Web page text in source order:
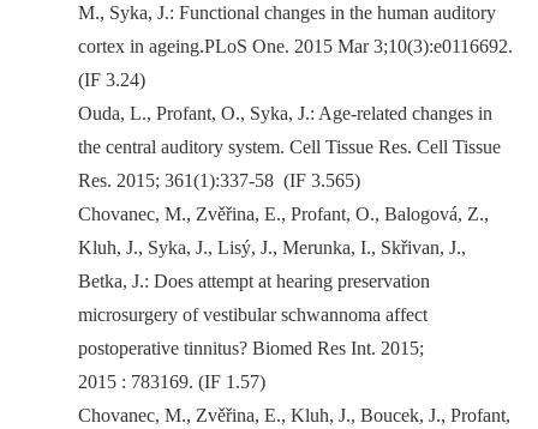
M., Syka, J.: Functional changes in the human auditory
cortex in ageing.PLoS One. 2015 Mar 3;10(3):e0116692.
(IF 3.24)
Ouda, L., Profant, O., Syka, J.: Age-related changes in
the central auditory system. Cell Tissue Res. Cell Tissue
Res. 2015; 361(1):337-58 (IF 3.565)
Chovanec, M., Zvěřina, E., Profant, O., Balogová, Z.,
Kluh, J., Syka, J., Lisý, J., Merunka, I., Skřivan, J.,
Betka, J.: Does attempt at hearing preservation
microsurgery of vestibular schwannoma affect
postoperative tinnitus? Biomed Res Int. 2015;
2015 : 783169. (IF 1.57)
Chovanec, M., Zvěřina, E., Kluh, J., Boucek, J., Profant,